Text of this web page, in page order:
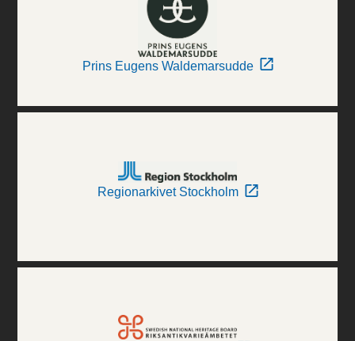
Prins Eugens Waldemarsudde
Regionarkivet Stockholm